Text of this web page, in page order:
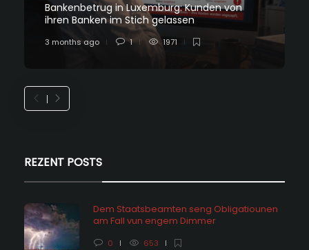
Bankenbetrug in Luxemburg: Kunden von
ihren Banken im Stich gelassen
3 months ago 1 1971
REZENT POSTS
Dem Staatsbeamten seng Obligatiounen
am Fall vun engem Dimmer
0 653